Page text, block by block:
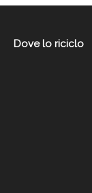
Dove lo riciclo